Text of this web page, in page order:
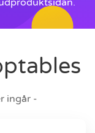
.
ingår -